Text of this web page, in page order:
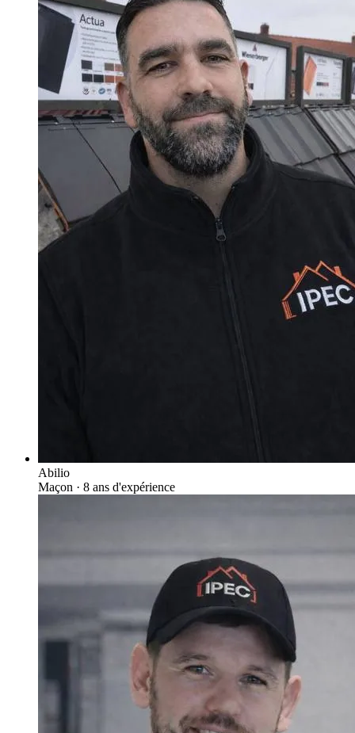
Abilio
Maçon · 8 ans d'expérience